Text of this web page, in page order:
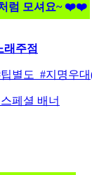
럼 모셔요~ ❤️❤️
래주점
별도 #지명우